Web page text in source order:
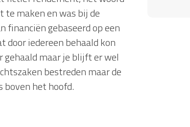
maken en was bij de
financiën gebaseerd op een
iedereen behaald kon
maar je blijft er wel
bestreden maar de
boven het hoofd.